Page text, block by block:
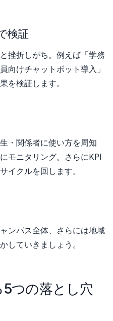
検証
挫折しがち。例えば「学務
向けチャットボット導入」
を検証します。
・関係者に使い方を周知
モニタリング。さらにKPI
イクルを回します。
ンパス全体、さらには地域
していきましょう。
つの落とし穴